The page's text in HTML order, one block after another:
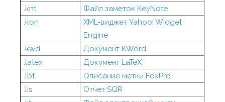
.knt
Файл заметок KeyNote
.kon
XML-виджет Yahoo! Widget
Engine
.kwd
Документ KWord
.latex
Документ LaTeX
.lbt
Описание метки FoxPro
.lis
Отчет SQR